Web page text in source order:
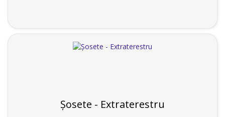
Șosete - Extraterestru